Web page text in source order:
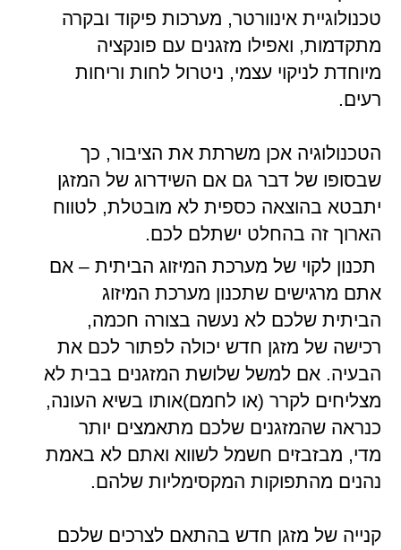
טכנולוגיית אינוורטר, מערכות פיקוד ובקרה
מתקדמות, ואפילו מזגנים עם פונקציה
מיוחדת לניקוי עצמי, ניטרול לחות וריחות
רעים.
הטכנולוגיה אכן משרתת את הציבור, כך
שבסופו של דבר גם אם השידרוג של המזגן
יתבטא בהוצאה כספית לא מובטלת, לטווח
הארוך זה בהחלט ישתלם לכם.
תכנון לקוי של מערכת המיזוג הביתית – אם
אתם מרגישים שתכנון מערכת המיזוג
הביתית שלכם לא נעשה בצורה חכמה,
רכישה של מזגן חדש יכולה לפתור לכם את
הבעיה. אם למשל שלושת המזגנים בבית לא
מצליחים לקרר (או לחמם)אותו בשיא העונה,
כנראה שהמזגנים שלכם מתאמצים יותר
מדי, מבזבזים חשמל לשווא ואתם לא באמת
נהנים מהתפוקות המקסימליות שלהם.
קנייה של מזגן חדש בהתאם לצרכים שלכם